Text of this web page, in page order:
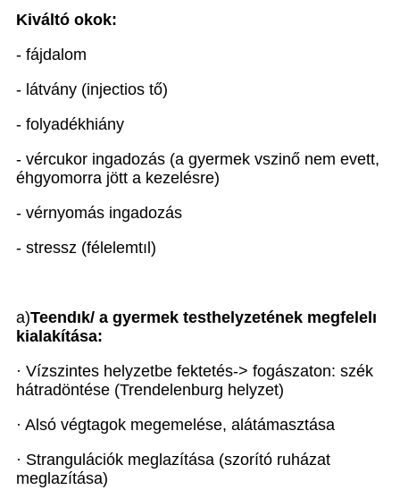
Kiváltó okok:
- fájdalom
- látvány (injectios tő)
- folyadékhiány
- vércukor ingadozás (a gyermek vszinő nem evett,
éhgyomorra jött a kezelésre)
- vérnyomás ingadozás
- stressz (félelemtıl)
a)Teendık/ a gyermek testhelyzetének megfelelı
kialakítása:
· Vízszintes helyzetbe fektetés-> fogászaton: szék
hátradöntése (Trendelenburg helyzet)
· Alsó végtagok megemelése, alátámasztása
· Strangulációk meglazítása (szorító ruházat
meglazítása)